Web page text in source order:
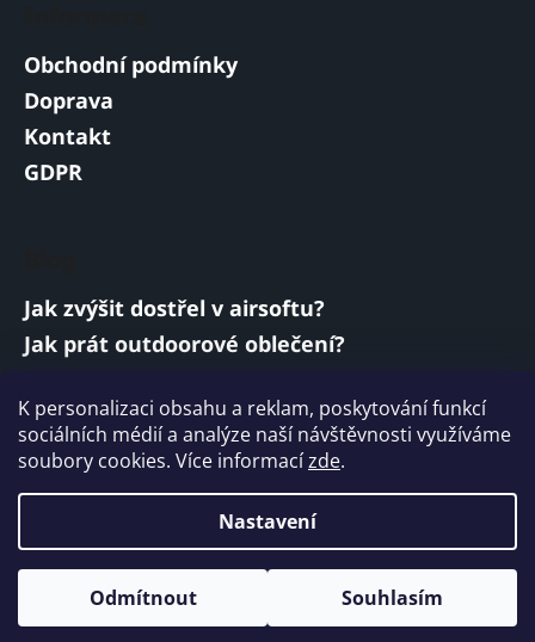
K personalizaci obsahu a reklam, poskytování funkcí
sociálních médií a analýze naší návštěvnosti využíváme
soubory cookies. Více informacízde.
Nastavení
Odmítnout Souhlasím
Obchodní podmínky
Doprava
Kontakt
GDPR
Jak zvýšit dostřel v airsoftu?
Jak prát outdoorové oblečení?
Vojenská a armádní sluchátka: co musí
splňovat?
ARCHIV
Vytvořil Shoptet
Copyright 2026
. Všechna práva
vyhrazena.Upravit nastavení cookies